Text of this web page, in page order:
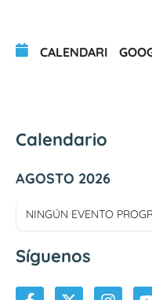
CALENDARI
Calendario
AGOSTO 2026
NINGÚN EVENTO
Síguenos